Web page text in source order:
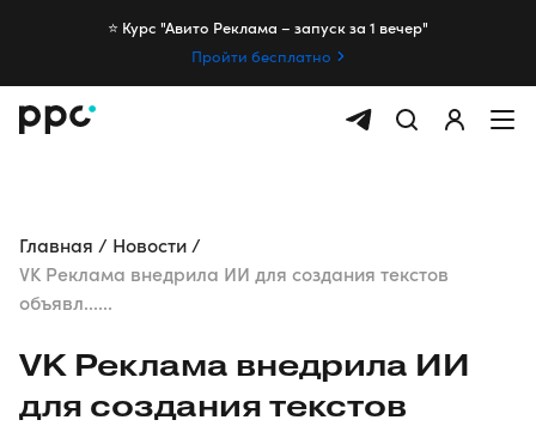
⭐️ Курс "Авито Реклама – запуск за 1 вечер"
Пройти бесплатно
Главная
Новости
VK Реклама внедрила ИИ для создания текстов
объявл......
VK Реклама внедрила ИИ
для создания текстов